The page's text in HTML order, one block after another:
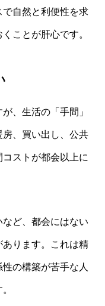
自然と利便性を求
ことが肝心です。
、生活の「手間」
、買い出し、公共
ストが都会以上に
ど、都会にはない
ります。これは精
の構築が苦手な人